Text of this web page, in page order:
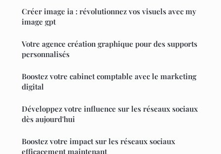
Créer image ia : révolutionnez vos visuels avec my
image gpt
Votre agence création graphique pour des supports
personnalisés
Boostez votre cabinet comptable avec le marketing
digital
Développez votre influence sur les réseaux sociaux
dès aujourd'hui
Boostez votre impact sur les réseaux sociaux
efficacement maintenant